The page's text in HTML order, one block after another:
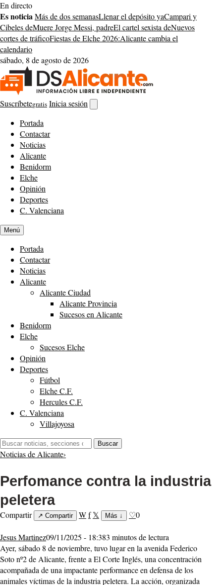
Saltar
al
contenido
En directo
Es noticiaMás de dos semanasLlenar el depósito yaCampari y
Cibeles deMuere Jorge Messi, padreEl cartel sexista deNuevos
cortes de tráficoFiestas de Elche 2026:Alicante cambia el
calendario
sábado, 8 de agosto de 2026
Suscríbetegratis Inicia sesión
buscador
Portada
Contactar
Noticias
Alicante
Benidorm
Elche
Opinión
Deportes
C. Valenciana
Menú
Portada
Contactar
Noticias
Alicante
Alicante Ciudad
Alicante Provincia
Sucesos en Alicante
Benidorm
Elche
Sucesos Elche
Opinión
Deportes
Fútbol
Elche C.F.
Hercules C.F.
C. Valenciana
Villajoyosa
Buscar:
Buscar
Noticias de Alicante›
Perfomance contra la industria
peletera
Compartir ↗ Compartir Wf 𝕏 Más ↓ ♡0
Jesus Martinez09/11/2025 - 18:383 minutos de lectura
Ayer, sábado 8 de noviembre, tuvo lugar en la avenida Federico
Soto nº2 de Alicante, frente a El Corte Inglés, una concentración
acompañada de una impactante performance en defensa de los
animales víctimas de la industria peletera. La acción, organizada